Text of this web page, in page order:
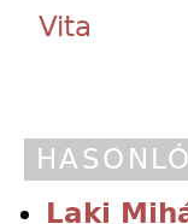
Vita
Laki